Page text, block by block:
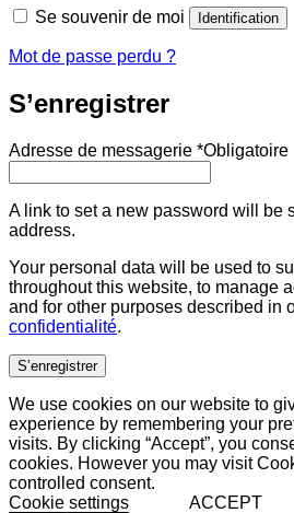
Se souvenir de moi Identification
Mot de passe perdu ?
S’enregistrer
Adresse de messagerie *Obligatoire
A link to set a new password will be
address.
Your personal data will be used to
throughout this website, to manage
and for other purposes described in
confidentialité.
S’enregistrer
We use cookies on our website to
experience by remembering your
visits. By clicking “Accept”, you
cookies. However you may visit
controlled consent.
Cookie settings
ACCEPT